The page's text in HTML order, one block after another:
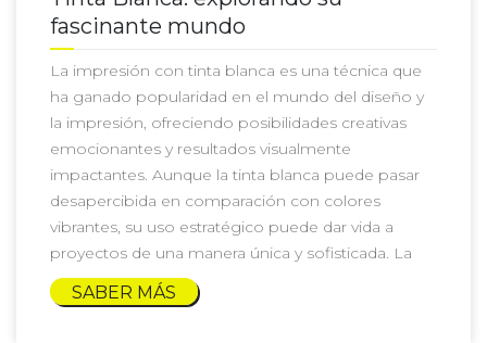
fascinante mundo
La impresión con tinta blanca es una técnica que
ha ganado popularidad en el mundo del diseño y
la impresión, ofreciendo posibilidades creativas
emocionantes y resultados visualmente
impactantes. Aunque la tinta blanca puede pasar
desapercibida en comparación con colores
vibrantes, su uso estratégico puede dar vida a
proyectos de una manera única y sofisticada. La
SABER MÁS